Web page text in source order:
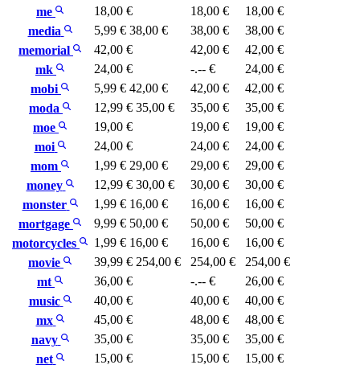
me
18,00 € 18,00 €
18,00 €
media
5,99 € 38,00 € 38,00 €
38,00 €
memorial
42,00 € 42,00 €
42,00 €
mk
24,00 € -.-- €
24,00 €
mobi
5,99 € 42,00 € 42,00 €
42,00 €
moda
12,99 € 35,00 € 35,00 €
35,00 €
moe
19,00 € 19,00 €
19,00 €
moi
24,00 € 24,00 €
24,00 €
mom
1,99 € 29,00 € 29,00 €
29,00 €
money
12,99 € 30,00 € 30,00 €
30,00 €
monster
1,99 € 16,00 € 16,00 €
16,00 €
mortgage
9,99 € 50,00 € 50,00 €
50,00 €
motorcycles
1,99 € 16,00 € 16,00 €
16,00 €
movie
39,99 € 254,00 € 254,00 €
254,00 €
mt
36,00 € -.-- €
26,00 €
music
40,00 € 40,00 €
40,00 €
mx
45,00 € 48,00 €
48,00 €
navy
35,00 € 35,00 €
35,00 €
net
15,00 € 15,00 €
15,00 €